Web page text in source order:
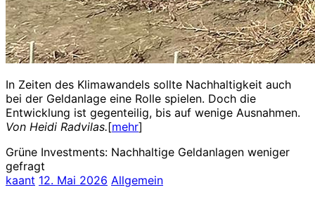
In Zeiten des Klimawandels sollte Nachhaltigkeit auch
bei der Geldanlage eine Rolle spielen. Doch die
Entwicklung ist gegenteilig, bis auf wenige Ausnahmen.
Von Heidi Radvilas.[mehr]
Grüne Investments: Nachhaltige Geldanlagen weniger
gefragt
kaant 12. Mai 2026 Allgemein